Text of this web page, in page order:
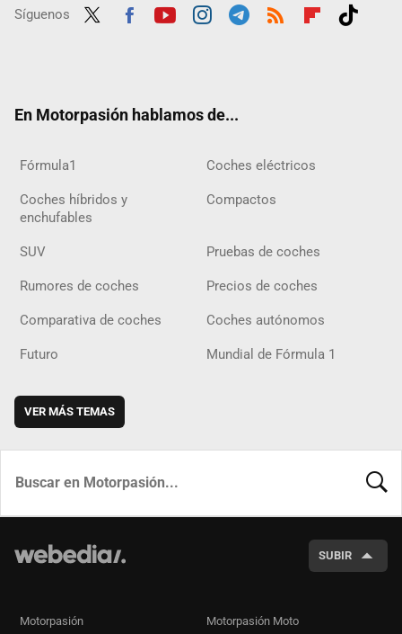
Síguenos
En Motorpasión hablamos de...
Fórmula1 Coches eléctricos
Coches híbridos y
enchufables
Compactos
SUV Pruebas de coches
Rumores de coches Precios de coches
Comparativa de coches Coches autónomos
Futuro Mundial de Fórmula 1
VER MÁS TEMAS
SUBIR
Motorpasión Motorpasión Moto